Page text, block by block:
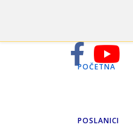
POČETNA
POSLANICI